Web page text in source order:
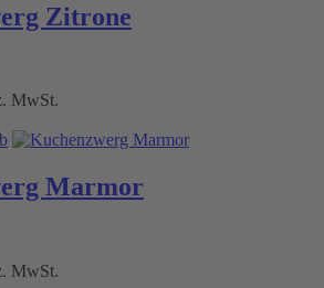
Zitrone
MwSt.
Marmor
MwSt.